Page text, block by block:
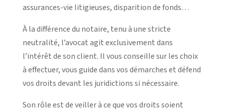
assurances-vie litigieuses, disparition de fonds…
À la différence du notaire, tenu à une stricte
neutralité, l’avocat agit exclusivement dans
l’intérêt de son client. Il vous conseille sur les choix
à effectuer, vous guide dans vos démarches et défend
vos droits devant les juridictions si nécessaire.
Son rôle est de veiller à ce que vos droits soient